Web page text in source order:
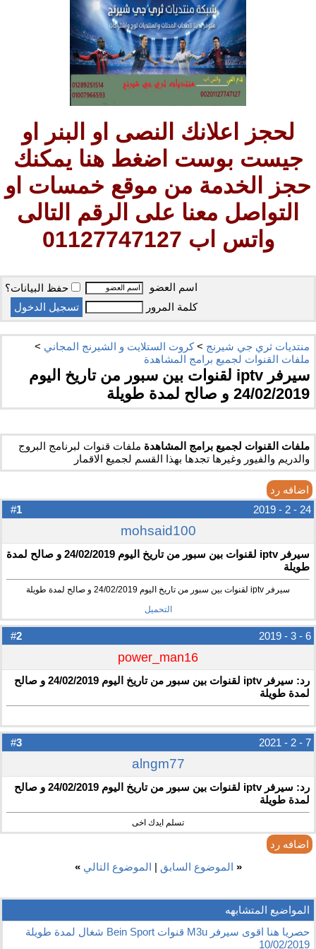
لحجز اعلانك النصى او البنر او
جيست بوست اضغط هنا يمكنك
حجز الخدمة من موقع خمسات او
التواصل معنا على الرقم التالى
واتس اب 01127747127
اسم العضو
حفظ البيانات؟
كلمة المرور
منتديات ثري جي شيرنج >كروت الستلايت و الشيرنج المجاني >
ملفات القنوات لجميع برامج المشاهدة
سيرفر iptv لقنوات بين سبور من تاريخ اليوم
24/02/2019 و صالح لمدة طويلة
ملفات القنوات لجميع برامج المشاهدة ملفات قنوات لبرنامج البروج
والدريم والفيور وغيرها تجدها بهذا القسم لجميع الاقمار
اضافه رد
1 24 - 2 - 2019
mohsaid100
سيرفر iptv لقنوات بين سبور من تاريخ اليوم 24/02/2019 و صالح لمدة
طويلة
سيرفر iptv لقنوات بين سبور من تاريخ اليوم 24/02/2019 و صالح لمدة طويلة
التحميل
2 6 - 3 - 2019
power_man16
رد: سيرفر iptv لقنوات بين سبور من تاريخ اليوم 24/02/2019 و صالح
لمدة طويلة
3 7 - 2 - 2021
alngm77
رد: سيرفر iptv لقنوات بين سبور من تاريخ اليوم 24/02/2019 و صالح
لمدة طويلة
تسلم ايدك اخى
اضافه رد
« الموضوع السابق | الموضوع التالي »
المواضيع المتشابهه
حصريا هنا اقوى سيرفر M3u قنوات Bein Sport شغال لمدة طويلة
10/02/2019